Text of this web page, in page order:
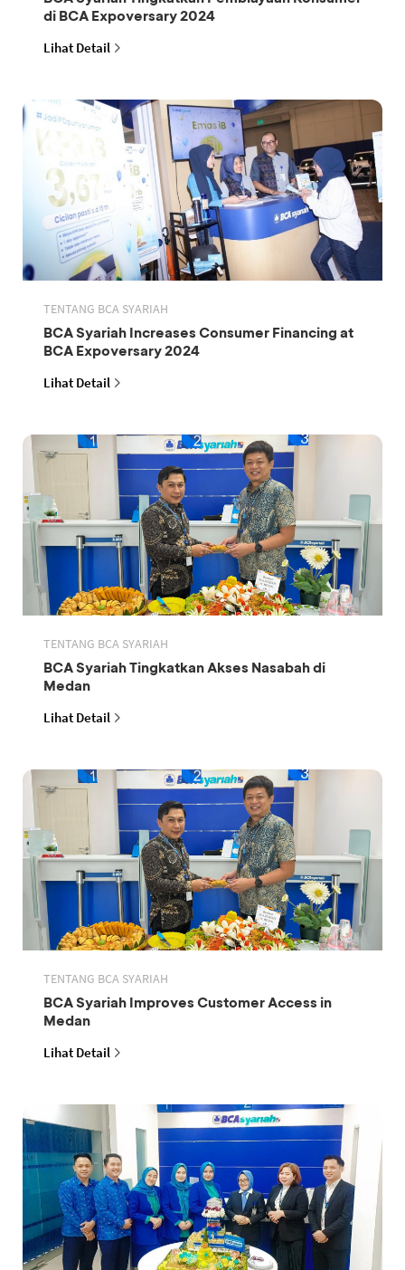
di BCA Expoversary 2024
Lihat Detail
TENTANG BCA SYARIAH
BCA Syariah Increases Consumer Financing at
BCA Expoversary 2024
Lihat Detail
TENTANG BCA SYARIAH
BCA Syariah Tingkatkan Akses Nasabah di
Medan
Lihat Detail
TENTANG BCA SYARIAH
BCA Syariah Improves Customer Access in
Medan
Lihat Detail